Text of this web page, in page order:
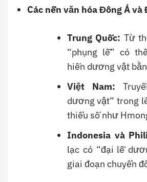
Các nền văn hóa Đông Á và
Trung Quốc: Từ
“phụng lễ” có
hiến dương vật
Việt Nam:
dương vật” trong
thiểu số như
Indonesia và
lạc có “đại lễ
giai đoạn chuyển